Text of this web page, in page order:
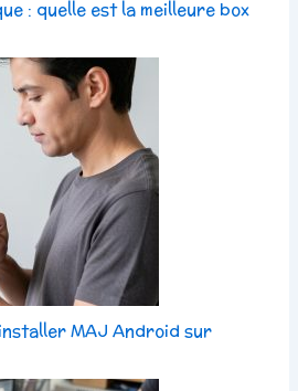
: quelle est la meilleure box
MAJ Android sur